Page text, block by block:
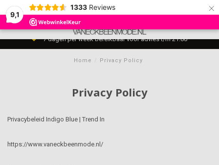
9,1
1333 Reviews ×
MENU
0
7 dagen per week bereikbaar voor advies t/m 21:00
Home / Privacy Policy
Privacy Policy
Privacybeleid Indigo Blue | Trend In
https://www.vaneckbeenmode.nl/